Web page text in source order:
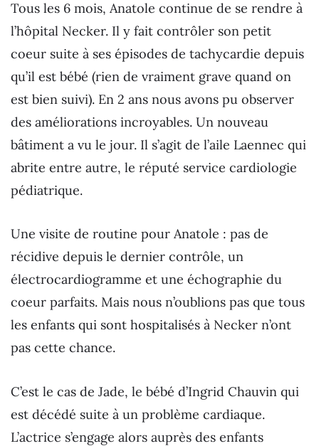
Tous les 6 mois, Anatole continue de se rendre à
l’hôpital Necker. Il y fait contrôler son petit
coeur suite à ses épisodes de tachycardie depuis
qu’il est bébé (rien de vraiment grave quand on
est bien suivi). En 2 ans nous avons pu observer
des améliorations incroyables. Un nouveau
bâtiment a vu le jour. Il s’agit de l’aile Laennec qui
abrite entre autre, le réputé service cardiologie
pédiatrique.
Une visite de routine pour Anatole : pas de
récidive depuis le dernier contrôle, un
électrocardiogramme et une échographie du
coeur parfaits. Mais nous n’oublions pas que tous
les enfants qui sont hospitalisés à Necker n’ont
pas cette chance.
C’est le cas de Jade, le bébé d’Ingrid Chauvin qui
est décédé suite à un problème cardiaque.
L’actrice s’engage alors auprès des enfants